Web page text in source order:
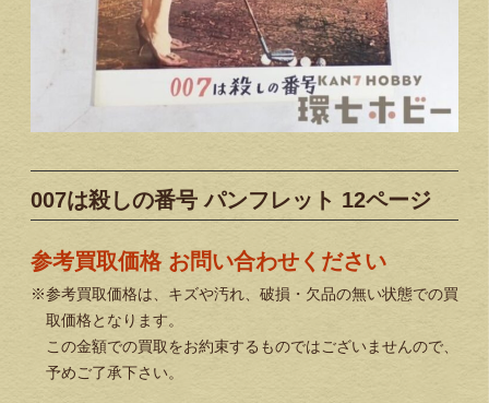
007は殺しの番号 パンフレット 12ページ
参考買取価格 お問い合わせください
※参考買取価格は、キズや汚れ、破損・欠品の無い状態での買
取価格となります。
この金額での買取をお約束するものではございませんので、
予めご了承下さい。